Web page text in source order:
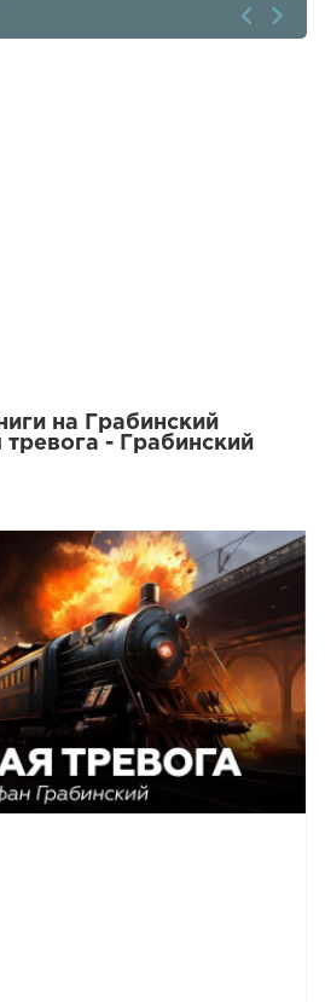
на Грабинский
- Грабинский